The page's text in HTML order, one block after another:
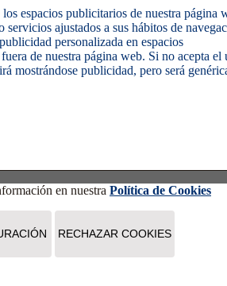
ha realizado correctamente.
espacios publicitarios de nuestra página
servicios ajustados a sus hábitos de
personalizada en espacios
de nuestra página web. Si no acepta el
mostrándose publicidad, pero será
en nuestra Política de Cookies
RECHAZAR COOKIES